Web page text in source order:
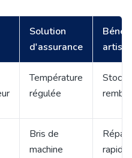
Solution
d'assurance
Température
régulée
Stock
Bris de
machine
rapide